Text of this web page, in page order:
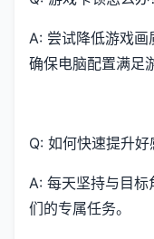
A: 尝试降低游戏画
确保电脑配置满足
Q: 如何快速提升好
A: 每天坚持与目
们的专属任务。